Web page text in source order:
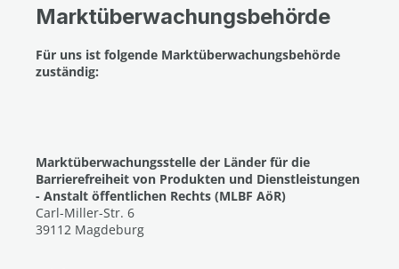
Marktüberwachungsbehörde
Für uns ist folgende Marktüberwachungsbehörde
zuständig:
Marktüberwachungsstelle der Länder für die
Barrierefreiheit von Produkten und Dienstleistungen
- Anstalt öffentlichen Rechts (MLBF AöR)
Carl-Miller-Str. 6
39112 Magdeburg